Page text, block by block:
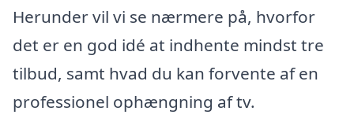
Herunder vil vi se nærmere på, hvorfor
det er en god idé at indhente mindst tre
tilbud, samt hvad du kan forvente af en
professionel ophængning af tv.